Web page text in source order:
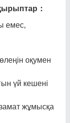
：
емес,
оқумен
үй кешені
жұмысқа